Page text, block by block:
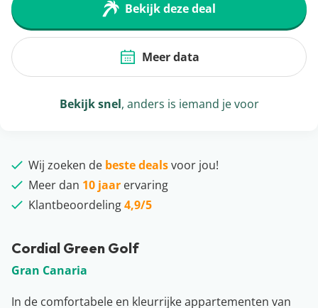
Cordial Green Golf
Gran Canaria
In de comfortabele en kleurrijke appartementen van
Bekijk deze deal
Meer data
Bekijk snel, anders is iemand je voor
Wij zoeken de beste dealsvoor jou!
Meer dan 10 jaar ervaring
Klantbeoordeling4,9/5